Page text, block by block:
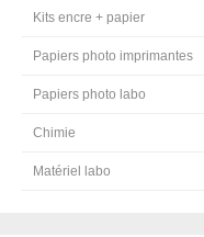
Kits encre + papier
Papiers photo imprimantes
Papiers photo labo
Chimie
Matériel labo